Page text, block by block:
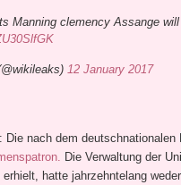
Manning clemency Assange
12 January 2017
Die nach dem
Die Verwaltung der
hatte jahrzehntelang